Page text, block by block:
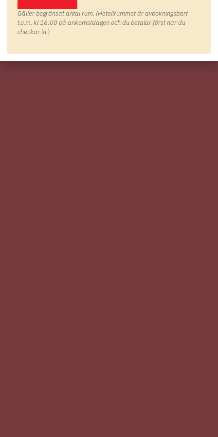
Gäller begränsat antal rum. (Hotellrummet är avbokningsbart
t.o.m. kl 16:00 på ankomstdagen och du betalar först när du
checkar in.)